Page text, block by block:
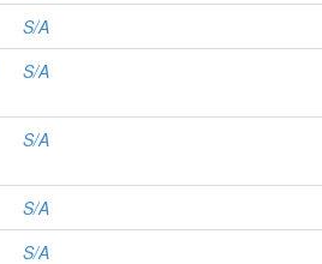
S/A
S/A
S/A
S/A
S/A